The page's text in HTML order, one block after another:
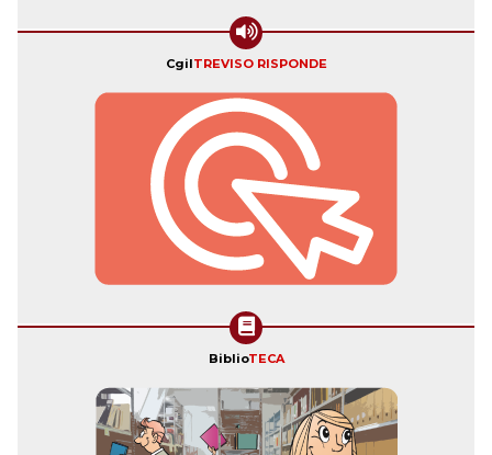
CgilTREVISO RISPONDE
BiblioTECA